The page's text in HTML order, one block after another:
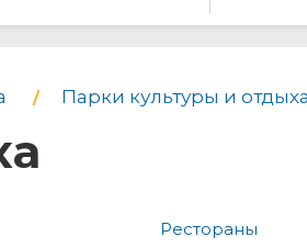
Парки культуры и отдыха
Рестораны